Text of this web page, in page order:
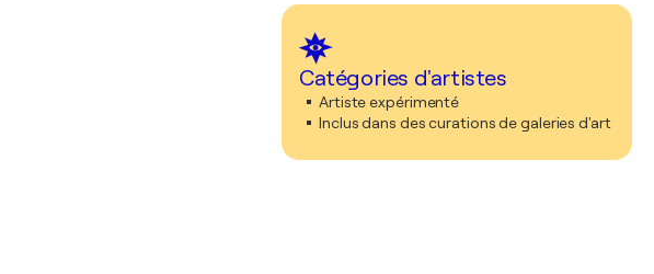
Catégories d'artistes
Artiste expérimenté
Inclus dans des curations de galeries d'art